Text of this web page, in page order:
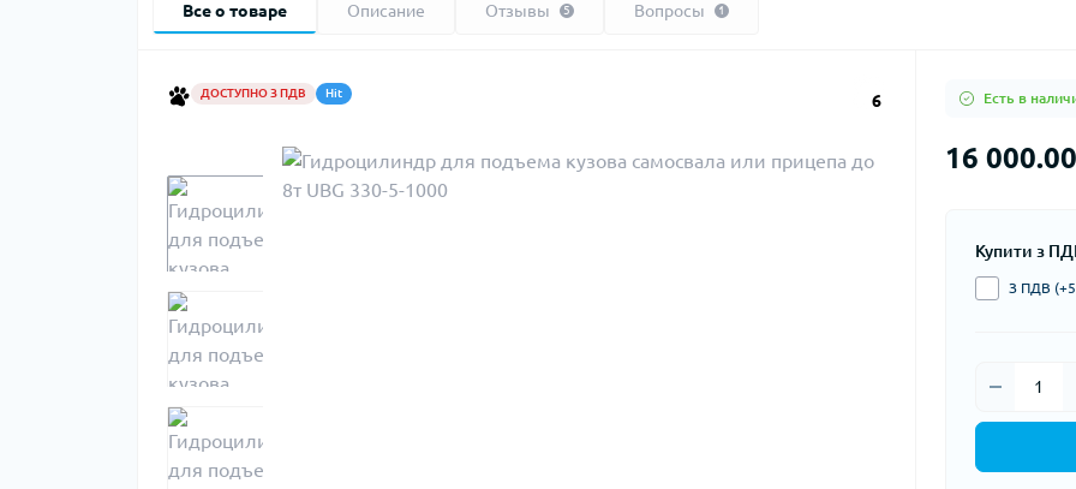
Все о товаре Описание Отзывы 5 Вопросы 1
ДОСТУПНО З ПДВ Hit 6 Есть в
16
Купити з
З ПДВ